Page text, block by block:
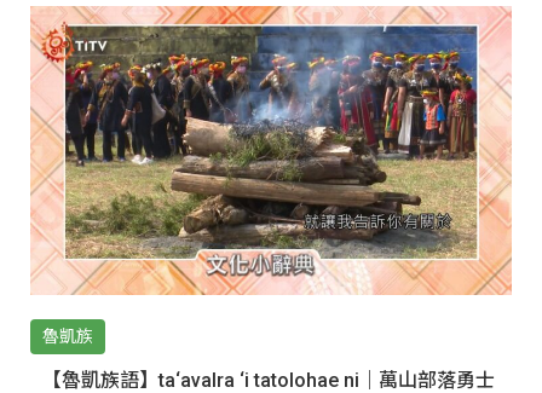
魯凱族
【魯凱族語】ta‘avalra ‘i tatolohae ni｜萬山部落勇士